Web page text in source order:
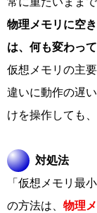
物理メモリに空
は、何も変わっ
仮想メモリの主
違いに動作の遅
けを操作しても
対処法
「仮想メモリ最
の方法は、 物理